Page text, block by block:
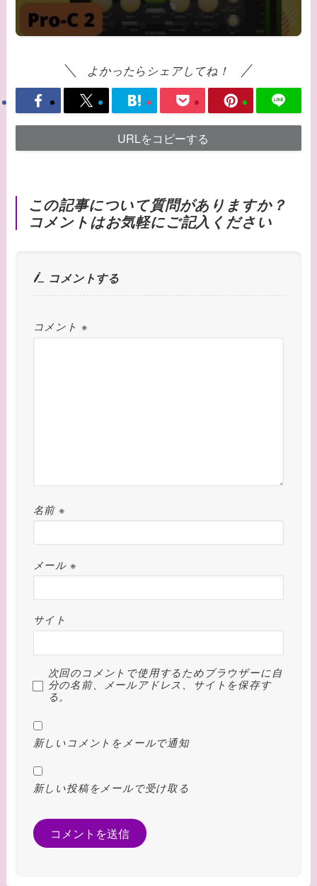
よかったらシェアしてね！
URLをコピーする
この記事について質問がありますか？
コメントはお気軽にご記入ください
コメントする
コメント ※
名前 ※
メール ※
サイト
次回のコメントで使用するためブラウザーに自
分の名前、メールアドレス、サイトを保存す
る。
新しいコメントをメールで通知
新しい投稿をメールで受け取る